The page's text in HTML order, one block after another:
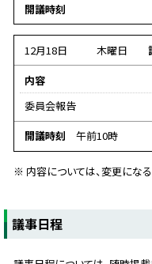
開議時刻
ー
な
12月18日 木曜日
内容
委員会報告
開議時刻
午前10時
※ 内容については、変更になる
ト
プ
議事日程